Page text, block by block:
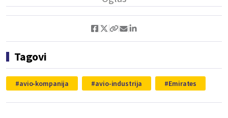
Tagovi
avio-kompanija avio-industrija Emirates